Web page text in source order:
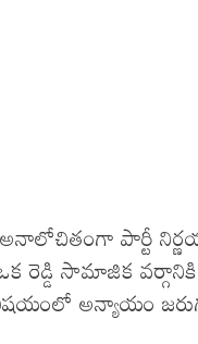
పార్టీ
రెడ్డి సామాజిక
అన్యాయం